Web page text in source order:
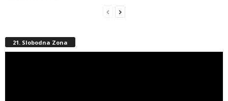
21. Slobodna Zona